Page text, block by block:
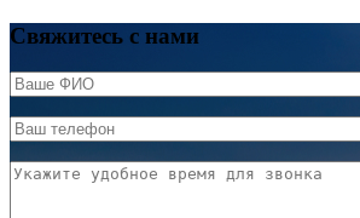
Свяжитесь с нами